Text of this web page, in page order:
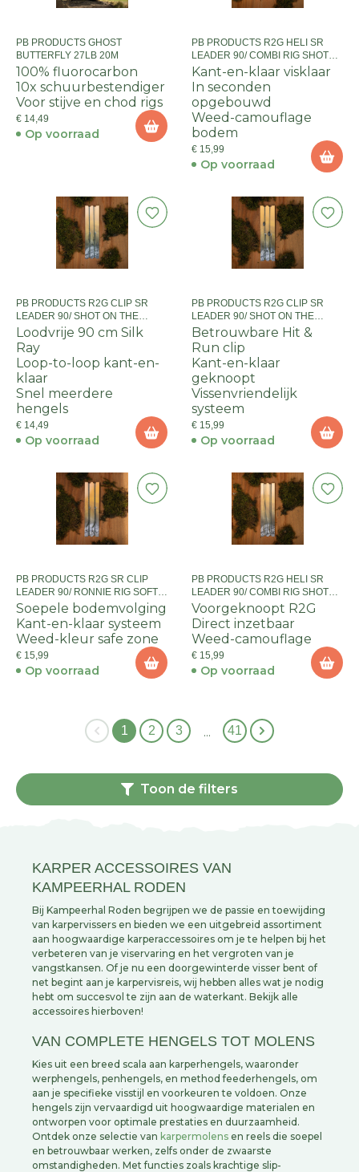
PB PRODUCTS GHOST
BUTTERFLY 27LB 20M
100% fluorocarbon
10x schuurbestendiger
Voor stijve en chod rigs
€ 14,49
Op voorraad
PB PRODUCTS R2G HELI SR
LEADER 90/ COMBI RIG SHOT
0.2G SIZE 6 2PCS WEED
Kant-en-klaar visklaar
In seconden
opgebouwd
Weed-camouflage
bodem
€ 15,99
Op voorraad
PB PRODUCTS R2G CLIP SR
LEADER 90/ SHOT ON THE
HOOK RIG SIZE 4 2PCS WEED
Loodvrije 90 cm Silk
Ray
Loop-to-loop kant-en-
klaar
Snel meerdere
hengels
€ 14,49
Op voorraad
PB PRODUCTS R2G CLIP SR
LEADER 90/ SHOT ON THE
HOOK OVERLOADED RIG SIZE
Betrouwbare Hit &
Run clip
Kant-en-klaar
geknoopt
Vissenvriendelijk
systeem
€ 15,99
Op voorraad
PB PRODUCTS R2G SR CLIP
LEADER 90/ RONNIE RIG SOFT
SIZE 6 2PCS WEED
Soepele bodemvolging
Kant-en-klaar systeem
Weed-kleur safe zone
€ 15,99
Op voorraad
PB PRODUCTS R2G HELI SR
LEADER 90/ COMBI RIG SHOT
0.3G SIZE 4 2PCS WEED
Voorgeknoopt R2G
Direct inzetbaar
Weed-camouflage
€ 15,99
Op voorraad
1 2 3 … 41
Toon de filters
KARPER ACCESSOIRES VAN
KAMPEERHAL RODEN
Bij Kampeerhal Roden begrijpen we de passie en toewijding
van karpervissers en bieden we een uitgebreid assortiment
aan hoogwaardige karperaccessoires om je te helpen bij het
verbeteren van je viservaring en het vergroten van je
vangstkansen. Of je nu een doorgewinterde visser bent of
net begint aan je karpervisreis, wij hebben alles wat je nodig
hebt om succesvol te zijn aan de waterkant. Bekijk alle
accessoires hierboven!
VAN COMPLETE HENGELS TOT MOLENS
Kies uit een breed scala aan karperhengels, waaronder
werphengels, penhengels, en method feederhengels, om
aan je specifieke visstijl en voorkeuren te voldoen. Onze
hengels zijn vervaardigd uit hoogwaardige materialen en
ontworpen voor optimale prestaties en duurzaamheid.
Ontdek onze selectie van karpermolens en reels die soepel
en betrouwbaar werken, zelfs onder de zwaarste
omstandigheden. Met functies zoals krachtige slip-